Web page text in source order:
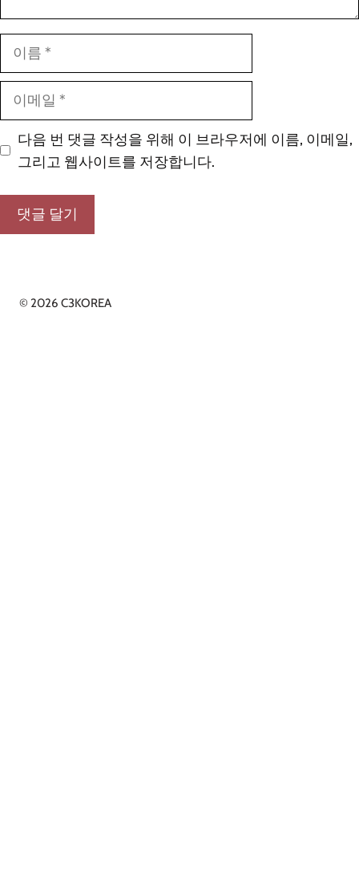
다음 번 댓글 작성을 위해 이 브라우저에 이름, 이메일,
그리고 웹사이트를 저장합니다.
© 2026 C3KOREA